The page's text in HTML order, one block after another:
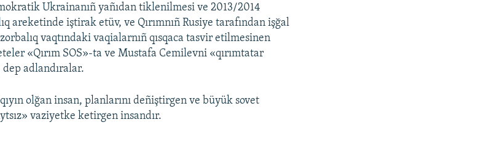
Ukrainanıñ yañıdan tiklenilmesi ve 2013/2014
areketinde iştirak etüv, ve Qırımnıñ Rusiye tarafından işğal
vaqtındaki vaqialarnıñ qısqaca tasvir etilmesinen
«Qırım SOS»-ta ve Mustafa Cemilevni «qırımtatar
adlandıralar.
olğan insan, planlarını deñiştirgen ve büyük sovet
vaziyetke ketirgen insandır.